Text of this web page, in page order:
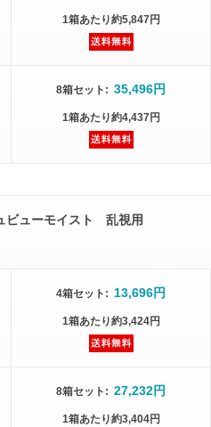
1箱あたり約5,847円
8箱セット : 35,496円
1箱あたり約4,437円
ビューモイスト 乱視用
4箱セット : 13,696円
1箱あたり約3,424円
8箱セット : 27,232円
1箱あたり約3,404円